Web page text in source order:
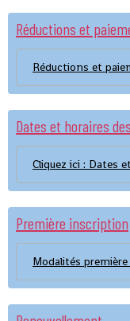
Réductions et
Réductions et
Dates et horaires
Cliquez ici : Dates
Première inscription
Modalités